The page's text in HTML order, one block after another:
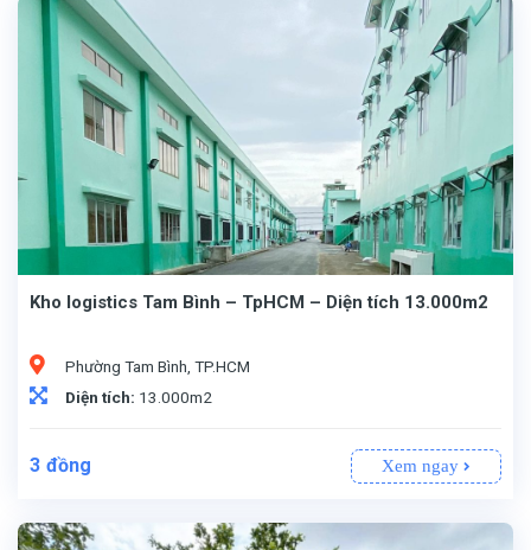
Kho logistics Tam Bình – TpHCM – Diện tích 13.000m2
Phường Tam Bình, TP.HCM
Diện tích: 13.000m2
3 đồng Xem ngay